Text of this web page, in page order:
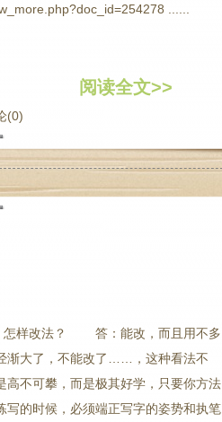
......
阅读全文>>
(0)
怎样改法？ 答：能改，而且用不多
渐大了，不能改了……，这种看法不
高不可攀，而是极其好学，只要你方法
写的时候，必须端正写字的姿势和执笔